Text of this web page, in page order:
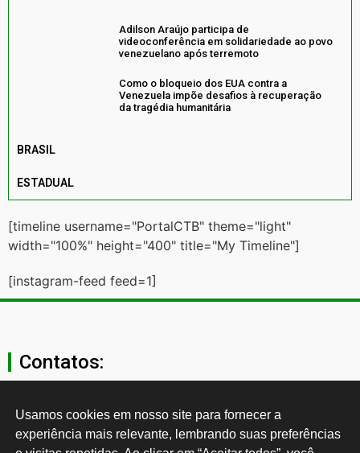
Adilson Araújo participa de
videoconferência em solidariedade ao povo
venezuelano após terremoto
Como o bloqueio dos EUA contra a
Venezuela impõe desafios à recuperação
da tragédia humanitária
BRASIL
ESTADUAL
[timeline username="PortalCTB" theme="light"
width="100%" height="400" title="My Timeline"]
[instagram-feed feed=1]
Contatos:
secgeral@ctb.org.br
11 3874-0040
Usamos cookies em nosso site para fornecer a
experiência mais relevante, lembrando suas preferências